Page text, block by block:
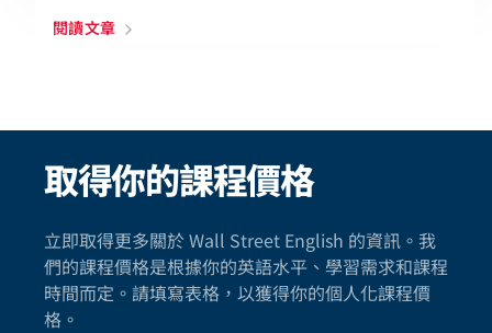
閱讀文章
取得你的課程價格
立即取得更多關於 Wall Street English 的資訊。我
們的課程價格是根據你的英語水平、學習需求和課程
時間而定。請填寫表格，以獲得你的個人化課程價
格。